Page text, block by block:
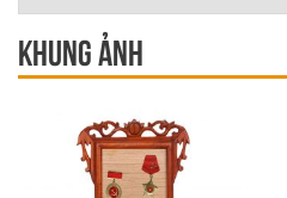
Khung ảnh